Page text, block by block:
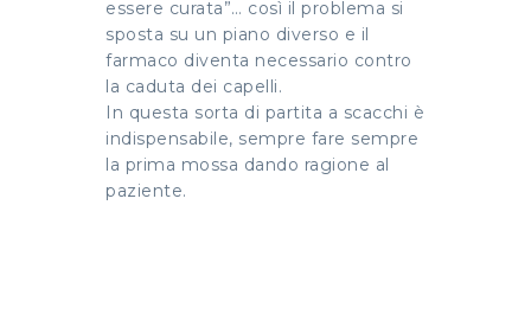
essere curata”… così il problema si
sposta su un piano diverso e il
farmaco diventa necessario contro
la caduta dei capelli.
In questa sorta di partita a scacchi è
indispensabile, sempre fare sempre
la prima mossa dando ragione al
paziente.